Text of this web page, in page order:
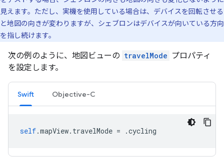
見えます。ただし、実機を使用している場合は、デバイスを回転させる
と地図の向きが変わりますが、シェブロンはデバイスが向いている方向
を指し続けます。
次の例のように、地図ビューの travelMode プロパティ
を設定します。
Swift Objective-C
self.mapView. travelMode = .cycling